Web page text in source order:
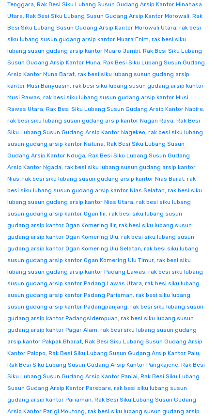
Tenggara, Rak Besi Siku Lubang Susun Gudang Arsip Kantor Minahasa
Utara, Rak Besi Siku Lubang Susun Gudang Arsip Kantor Morowali, Rak
Besi Siku Lubang Susun Gudang Arsip Kantor Morowali Utara, rak besi
siku lubang susun gudang arsip kantor Muara Enim, rak besi siku
lubang susun gudang arsip kantor Muaro Jambi, Rak Besi Siku Lubang
Susun Gudang Arsip Kantor Muna, Rak Besi Siku Lubang Susun Gudang
Arsip Kantor Muna Barat, rak besi siku lubang susun gudang arsip
kantor Musi Banyuasin, rak besi siku lubang susun gudang arsip kantor
Musi Rawas, rak besi siku lubang susun gudang arsip kantor Musi
Rawas Utara, Rak Besi Siku Lubang Susun Gudang Arsip Kantor Nabire,
rak besi siku lubang susun gudang arsip kantor Nagan Raya, Rak Besi
Siku Lubang Susun Gudang Arsip Kantor Nagekeo, rak besi siku lubang
susun gudang arsip kantor Natuna, Rak Besi Siku Lubang Susun
Gudang Arsip Kantor Nduga, Rak Besi Siku Lubang Susun Gudang
Arsip Kantor Ngada, rak besi siku lubang susun gudang arsip kantor
Nias, rak besi siku lubang susun gudang arsip kantor Nias Barat, rak
besi siku lubang susun gudang arsip kantor Nias Selatan, rak besi siku
lubang susun gudang arsip kantor Nias Utara, rak besi siku lubang
susun gudang arsip kantor Ogan Ilir, rak besi siku lubang susun
gudang arsip kantor Ogan Komering Ilir, rak besi siku lubang susun
gudang arsip kantor Ogan Komering Ulu, rak besi siku lubang susun
gudang arsip kantor Ogan Komering Ulu Selatan, rak besi siku lubang
susun gudang arsip kantor Ogan Komering Ulu Timur, rak besi siku
lubang susun gudang arsip kantor Padang Lawas, rak besi siku lubang
susun gudang arsip kantor Padang Lawas Utara, rak besi siku lubang
susun gudang arsip kantor Padang Pariaman, rak besi siku lubang
susun gudang arsip kantor Padangpanjang, rak besi siku lubang susun
gudang arsip kantor Padangsidempuan, rak besi siku lubang susun
gudang arsip kantor Pagar Alam, rak besi siku lubang susun gudang
arsip kantor Pakpak Bharat, Rak Besi Siku Lubang Susun Gudang Arsip
Kantor Palopo, Rak Besi Siku Lubang Susun Gudang Arsip Kantor Palu,
Rak Besi Siku Lubang Susun Gudang Arsip Kantor Pangkajene, Rak Besi
Siku Lubang Susun Gudang Arsip Kantor Paniai, Rak Besi Siku Lubang
Susun Gudang Arsip Kantor Parepare, rak besi siku lubang susun
gudang arsip kantor Pariaman, Rak Besi Siku Lubang Susun Gudang
Arsip Kantor Parigi Moutong, rak besi siku lubang susun gudang arsip